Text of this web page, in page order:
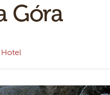
Góra
Hotel